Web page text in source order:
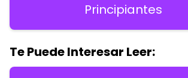
Principiantes
Te Puede Interesar Leer: